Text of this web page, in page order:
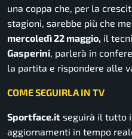
una coppa che, per la
stagioni, sarebbe più che
mercoledì 22 maggio, il
Gasperini, parlerà in
la partita e rispondere alle
COME SEGUIRLA IN TV
Sportface.it seguirà il tutto
aggiornamenti in tempo